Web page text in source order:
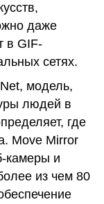
даже
в GIF-
сетях.
модель,
людей в
где
Move Mirror
камеры и
из чем 80